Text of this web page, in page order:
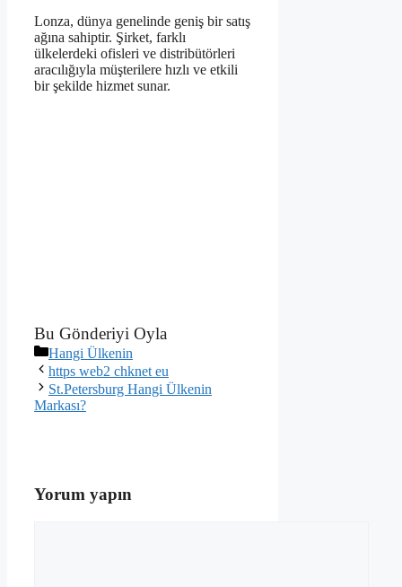
Lonza, dünya genelinde geniş bir satış
ağına sahiptir. Şirket, farklı
ülkelerdeki ofisleri ve distribütörleri
aracılığıyla müşterilere hızlı ve etkili
bir şekilde hizmet sunar.
Bu Gönderiyi Oyla
Kategoriler
Hangi Ülkenin
https web2 chknet eu
St.Petersburg Hangi Ülkenin
Markası?
Yorum yapın